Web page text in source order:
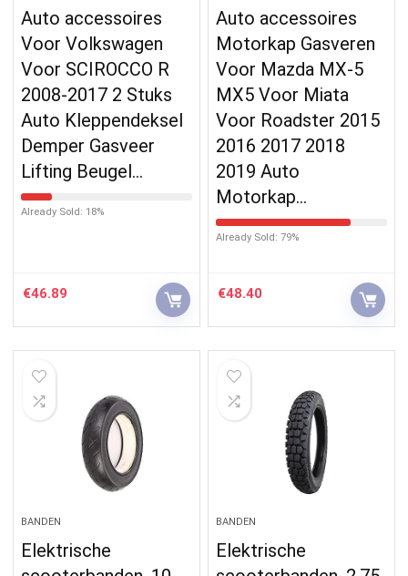
Auto accessoires
Voor Volkswagen
Voor SCIROCCO R
2008-2017 2 Stuks
Auto Kleppendeksel
Demper Gasveer
Lifting Beugel…
Already Sold: 18%
€46.89
Auto accessoires
Motorkap Gasveren
Voor Mazda MX-5
MX5 Voor Miata
Voor Roadster 2015
2016 2017 2018
2019 Auto
Motorkap…
Already Sold: 79%
€48.40
BANDEN
Elektrische
BANDEN
Elektrische